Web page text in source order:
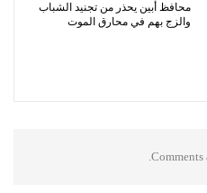
محافظ أبين يحذر من تجنيد الشباب
والزج بهم في محارق الموت
Comments